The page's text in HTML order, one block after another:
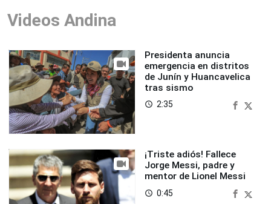
Videos Andina
Presidenta anuncia
emergencia en distritos
de Junín y Huancavelica
tras sismo
access_time 2:35
¡Triste adiós! Fallece
Jorge Messi, padre y
mentor de Lionel Messi
access_time 0:45